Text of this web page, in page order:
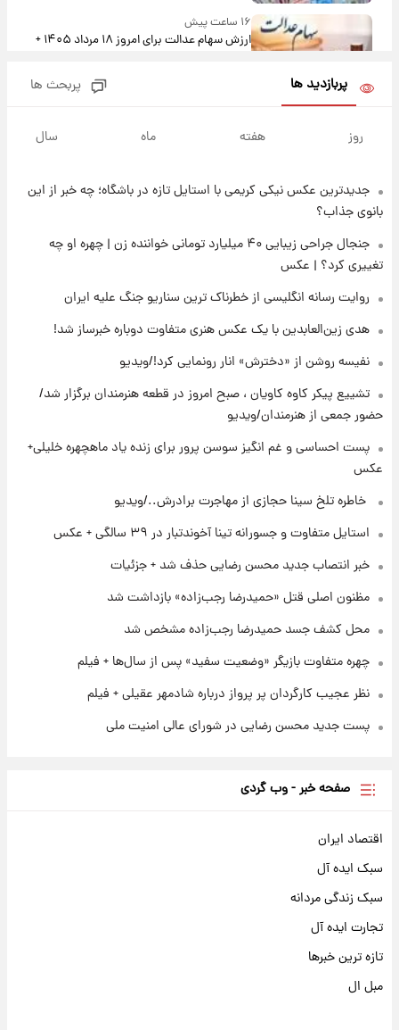
۱۶ ساعت پیش
ارزش سهام عدالت برای امروز ۱۸ مرداد ۱۴۰۵ +
دل صحرا + عکس
۱۸ ساعت پیش
خبر انتصاب جدید محسن رضایی حذف شد +
جزئیات
۱۹ ساعت پیش
پست جدید محسن رضایی در شورای عالی امنیت
ملی
۲۳ ساعت پیش
آتش‌سوزی در لوناپارک شیراز؛ آخرین وضعیت
خواستگار ۵۰ساله شاهدخت لئونور بازداشت شد
پربازدید ها پربحث ها
روز هفته ماه سال
جدیدترین عکس نیکی کریمی با استایل تازه در باشگاه؛ چه خبر از این
بانوی جذاب؟
جنجال جراحی زیبایی ۴۰ میلیارد تومانی خواننده زن | چهره او چه
تغییری کرد؟ | عکس
روایت رسانه انگلیسی از خطرناک ترین سناریو جنگ علیه ایران
هدی زین‌العابدین با یک عکس هنری متفاوت دوباره خبرساز شد!
نفیسه روشن از «دخترش» انار رونمایی کرد!/ویدیو
تشییع پیکر کاوه کاویان ، صبح امروز در قطعه هنرمندان برگزار شد/
حضور جمعی از هنرمندان/ویدیو
پست احساسی و غم انگیز سوسن پرور برای زنده یاد ماهچهره خلیلی+
عکس
⁨ خاطره تلخ سینا حجازی از مهاجرت برادرش../ویدیو
استایل متفاوت و جسورانه تینا آخوندتبار در ۳۹ سالگی + عکس
خبر انتصاب جدید محسن رضایی حذف شد + جزئیات
مظنون اصلی قتل «حمیدرضا رجب‌زاده» بازداشت شد
محل کشف جسد حمیدرضا رجب‌زاده مشخص شد
چهره متفاوت بازیگر «وضعیت سفید» پس از سال‌ها + فیلم
نظر عجیب کارگردان پر پرواز درباره شادمهر عقیلی + فیلم
پست جدید محسن رضایی در شورای عالی امنیت ملی
صفحه خبر - وب گردی
اقتصاد ایران
سبک ایده آل
سبک زندگی مردانه
تجارت ایده آل
تازه ترین خبرها
مبل ال